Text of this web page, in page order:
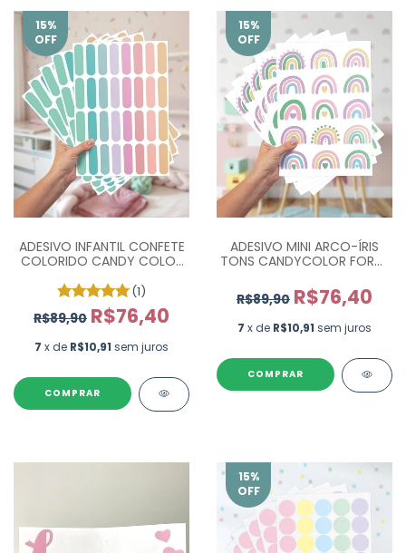
15%
OFF
ADESIVO INFANTIL CONFETE
COLORIDO CANDY COLOR
(1)
R$89,90 R$76,40
7 x de R$10,91 sem juros
COMPRAR
15%
OFF
ADESIVO MINI ARCO-ÍRIS
TONS CANDYCOLOR FORTE
R$89,90 R$76,40
7 x de R$10,91 sem juros
COMPRAR
15%
OFF